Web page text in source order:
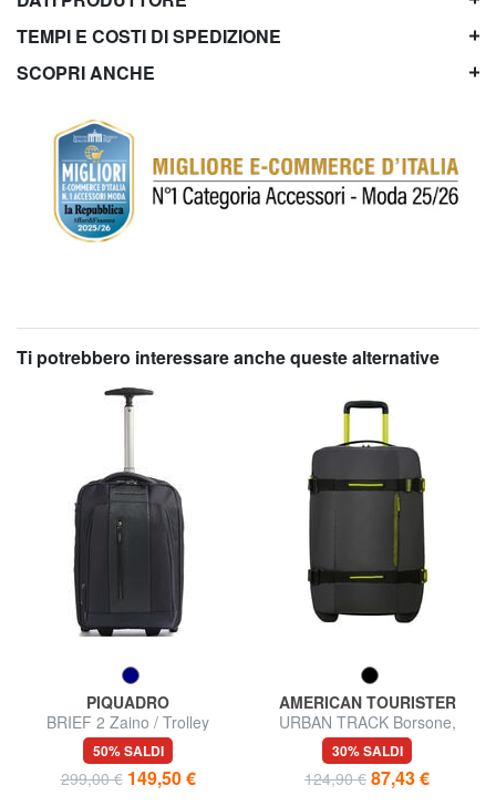
TEMPI E COSTI DI SPEDIZIONE
SCOPRI ANCHE
Ti potrebbero interessare anche queste alternative
PIQUADRO
BRIEF 2 Zaino / Trolley
Underseater
50% SALDI
299,00 € 149,50 €
AMERICAN TOURISTER
URBAN TRACK Borsone,
bagaglio a mano, con ruote
30% SALDI
124,90 € 87,43 €